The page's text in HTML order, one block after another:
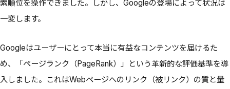
索順位を操作できました。しかし、Googleの登場によって状況は
一変します。
Googleはユーザーにとって本当に有益なコンテンツを届けるた
め、「ページランク（PageRank）」という革新的な評価基準を導
入しました。これはWebページへのリンク（被リンク）の質と量